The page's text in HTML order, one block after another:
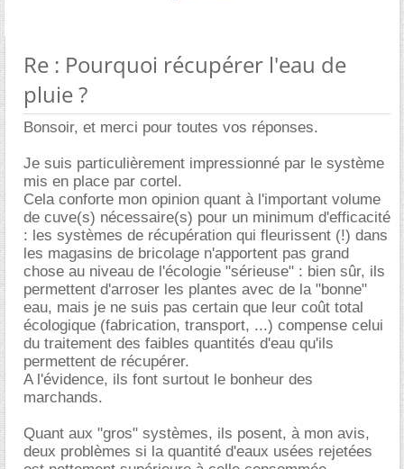
Re : Pourquoi récupérer l'eau de
pluie ?
Bonsoir, et merci pour toutes vos réponses.
Je suis particulièrement impressionné par le système
mis en place par cortel.
Cela conforte mon opinion quant à l'important volume
de cuve(s) nécessaire(s) pour un minimum d'efficacité
: les systèmes de récupération qui fleurissent (!) dans
les magasins de bricolage n'apportent pas grand
chose au niveau de l'écologie "sérieuse" : bien sûr, ils
permettent d'arroser les plantes avec de la "bonne"
eau, mais je ne suis pas certain que leur coût total
écologique (fabrication, transport, ...) compense celui
du traitement des faibles quantités d'eau qu'ils
permettent de récupérer.
A l'évidence, ils font surtout le bonheur des
marchands.
Quant aux "gros" systèmes, ils posent, à mon avis,
deux problèmes si la quantité d'eaux usées rejetées